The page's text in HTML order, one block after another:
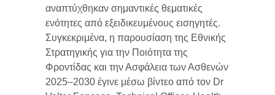
αναπτύχθηκαν σημαντικές θεματικές
ενότητες από εξειδικευμένους εισηγητές.
Συγκεκριμένα, η παρουσίαση της Εθνικής
Στρατηγικής για την Ποιότητα της
Φροντίδας και την Ασφάλεια των Ασθενών
2025–2030 έγινε μέσω βίντεο από τον Dr